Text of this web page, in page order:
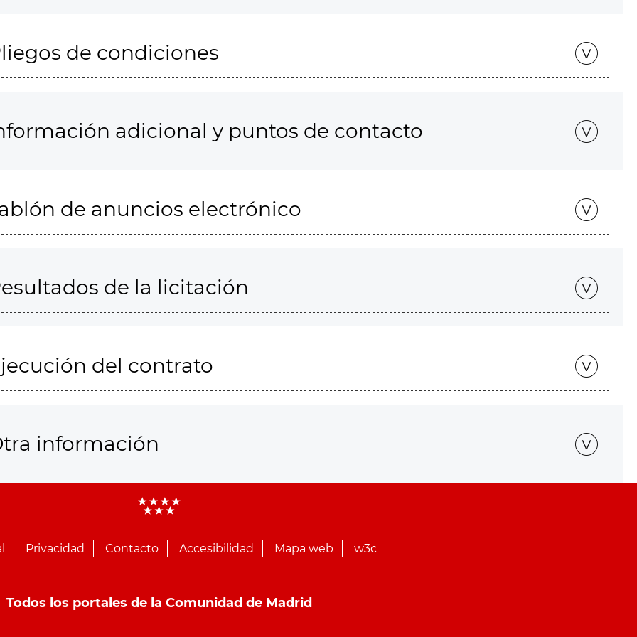
de condiciones
adicional y puntos de contacto
de anuncios electrónico
de la licitación
del contrato
información
Privacidad Contacto Accesibilidad Mapa web w3c
Todos los portales de la Comunidad de Madrid